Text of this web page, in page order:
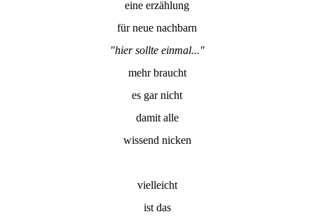
eine erzählung
für neue nachbarn
"hier sollte einmal..."
mehr braucht
es gar nicht
damit alle
wissend nicken
vielleicht
ist das